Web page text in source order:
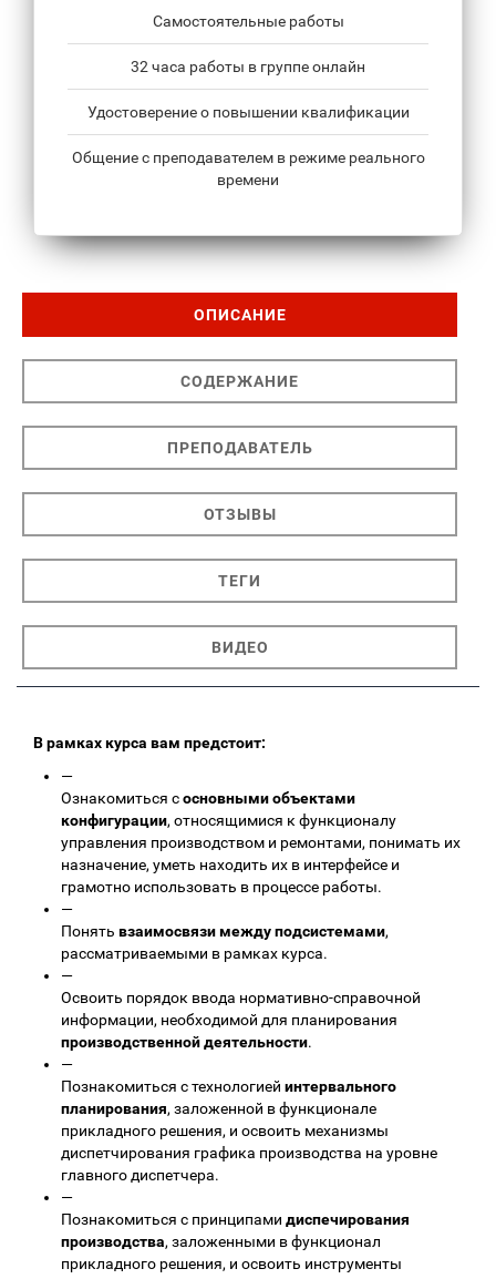
Самостоятельные работы
32 часа работы в группе онлайн
Удостоверение о повышении квалификации
Общение с преподавателем в режиме реального
времени
ОПИСАНИЕ
СОДЕРЖАНИЕ
ПРЕПОДАВАТЕЛЬ
ОТЗЫВЫ
ТЕГИ
ВИДЕО
В рамках курса вам предстоит:
—
Ознакомиться сосновными объектами
конфигурации, относящимися к функционалу
управления производством и ремонтами, понимать их
назначение, уметь находить их в интерфейсе и
грамотно использовать в процессе работы.
—
Понять взаимосвязи между подсистемами,
рассматриваемыми в рамках курса.
—
Освоить порядок ввода нормативно-справочной
информации, необходимой для планирования
производственной деятельности.
—
Познакомиться с технологией интервального
планирования, заложенной в функционале
прикладного решения, и освоить механизмы
диспетчирования графика производства на уровне
главного диспетчера.
—
Познакомиться с принципами диспечирования
производства, заложенными в функционал
прикладного решения, и освоить инструменты